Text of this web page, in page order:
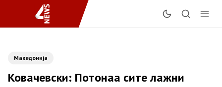
Македонија
Ковачевски: Потонаа сите лажни